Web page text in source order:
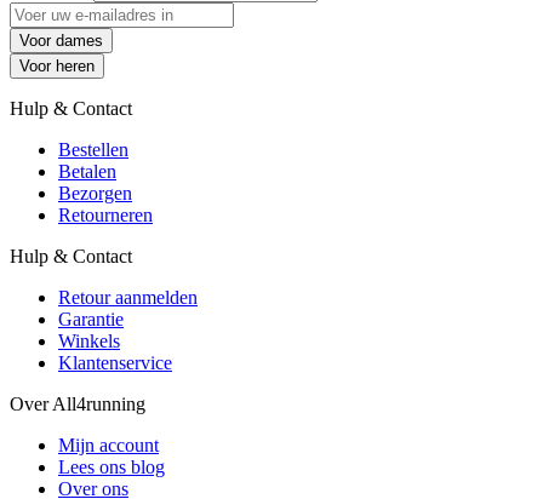
Voor dames
Voor heren
Hulp & Contact
Bestellen
Betalen
Bezorgen
Retourneren
Hulp & Contact
Retour aanmelden
Garantie
Winkels
Klantenservice
Over All4running
Mijn account
Lees ons blog
Over ons